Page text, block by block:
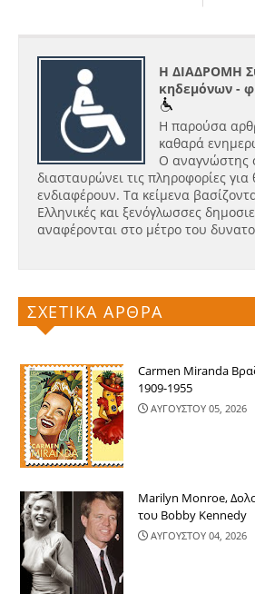
Η ΔΙΑΔΡΟΜΗ
κηδεμόνων -
Η παρούσα
καθαρά
Ο αναγνώστης
διασταυρώνει τις πληροφορίες
ενδιαφέρουν. Τα κείμενα
Ελληνικές και ξενόγλωσσες
αναφέρονται στο μέτρο του
ΣΧΕΤΙΚΑ ΑΡΘΡΑ
Carmen Miranda
1909-1955
ΑΥΓΟΥΣΤΟΥ 05, 2026
Marilyn Monroe,
του Bobby Kennedy
ΑΥΓΟΥΣΤΟΥ 04, 2026